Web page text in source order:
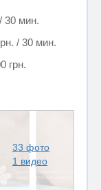
30 мин.
/ 30 мин.
грн.
33 фото
1 видео